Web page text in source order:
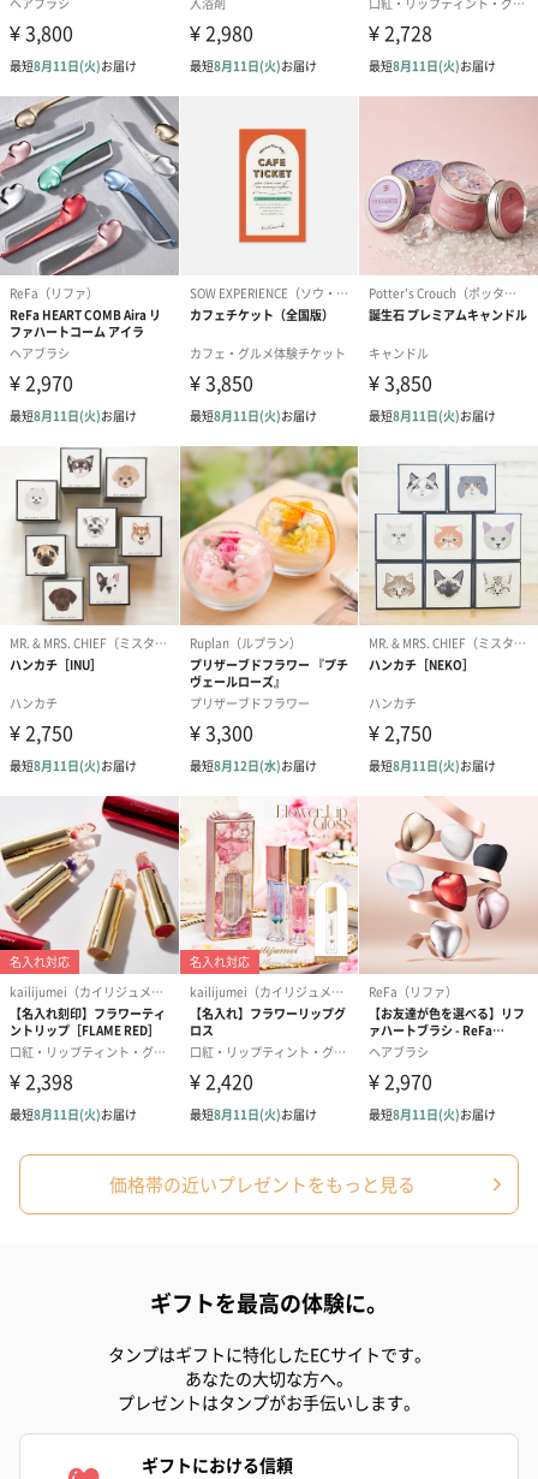
価格帯の近いプレゼントをもっと見る
ギフトを最高の体験に。
タンプはギフトに特化したECサイトです。
あなたの大切な方へ。
プレゼントはタンプがお手伝いします。
ギフトにおける信頼